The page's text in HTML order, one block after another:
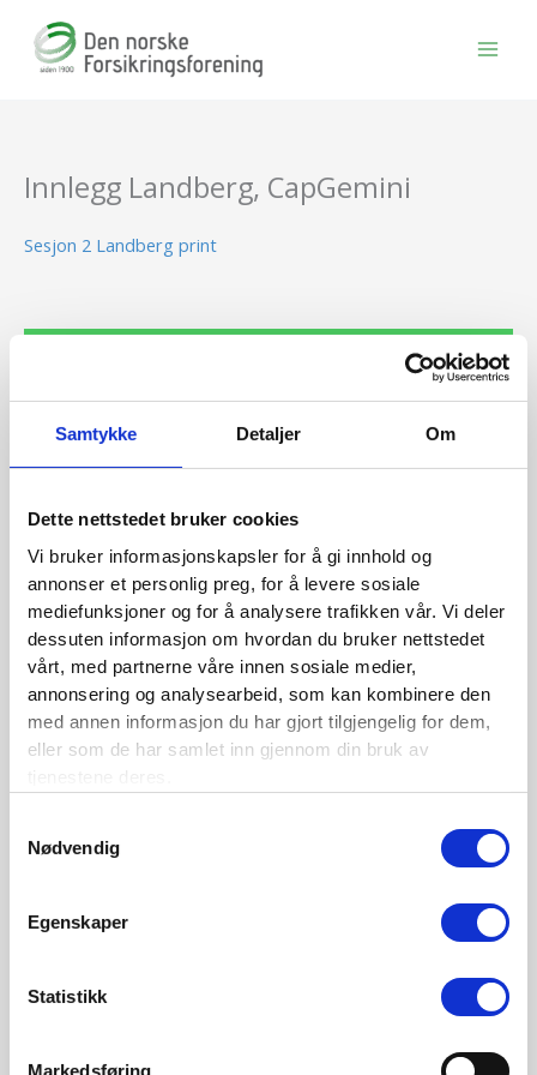
Samtykke Detaljer Om
Dette nettstedet bruker cookies
Vi bruker informasjonskapsler for å gi innhold og
annonser et personlig preg, for å levere sosiale
mediefunksjoner og for å analysere trafikken vår. Vi deler
dessuten informasjon om hvordan du bruker nettstedet
vårt, med partnerne våre innen sosiale medier,
annonsering og analysearbeid, som kan kombinere den
med annen informasjon du har gjort tilgjengelig for dem,
eller som de har samlet inn gjennom din bruk av
Nødvendig
Egenskaper
Statistikk
Innlegg Landberg, CapGemini
Sesjon 2 Landberg print
Se medlemsfordeler og bli medlem her
Siste nytt
Nordisk Forsikringstidsskrift nr. 1/2026
Nominer din kandidat til Forsikringsprisen 2025
Nordisk Forsikringstidsskrift nr. 1/2025
Nordisk Forsikringstidsskrift nr. 4/2024
Nordisk Forsikringstidsskrift nr. 3/2024
Nordisk Forsikringstidsskrift nr. 1/2024
Kontaktinformasjon